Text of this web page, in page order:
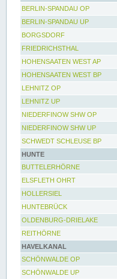
BERLIN-SPANDAU OP
BERLIN-SPANDAU UP
BORGSDORF
FRIEDRICHSTHAL
HOHENSAATEN WEST AP
HOHENSAATEN WEST BP
LEHNITZ OP
LEHNITZ UP
NIEDERFINOW SHW OP
NIEDERFINOW SHW UP
SCHWEDT SCHLEUSE BP
HUNTE
BUTTELERHÖRNE
ELSFLETH OHRT
HOLLERSIEL
HUNTEBRÜCK
OLDENBURG-DRIELAKE
REITHÖRNE
HAVELKANAL
SCHÖNWALDE OP
SCHÖNWALDE UP